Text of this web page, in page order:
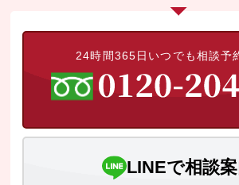
24時間365日いつでも相談予
LINEで相談